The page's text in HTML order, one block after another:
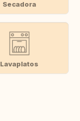
Secadora
Lavaplatos